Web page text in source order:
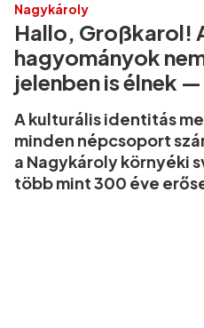
Nagykároly
Hallo, Großkarol!
hagyományok
jelenben is élnek
A kulturális identitás
minden népcsoport
a Nagykároly környéki
több mint 300 éve